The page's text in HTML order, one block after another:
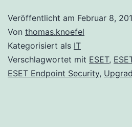
Veröffentlicht am Februar 8,
Von thomas.knoefel
Kategorisiert als IT
Verschlagwortet mit ESET,
ESET Endpoint Security,